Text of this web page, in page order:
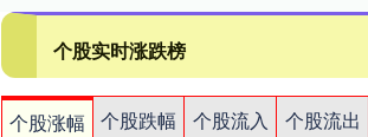
个股实时涨跌榜
个股涨幅 个股跌幅 个股流入 个股流出